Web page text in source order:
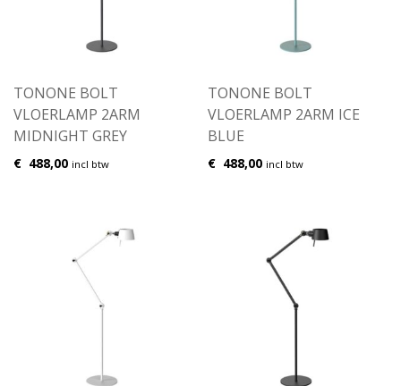
TONONE BOLT
VLOERLAMP 2ARM
MIDNIGHT GREY
€ 488,00 incl btw
TONONE BOLT
VLOERLAMP 2ARM ICE
BLUE
€ 488,00 incl btw